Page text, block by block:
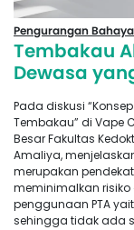
Pengurangan
Tembakau
Dewasa
Pada diskusi
Tembakau” di Vape
Besar Fakultas
Amaliya,
merupakan
meminimalkan risiko
penggunaan PTA
sehingga tidak ada